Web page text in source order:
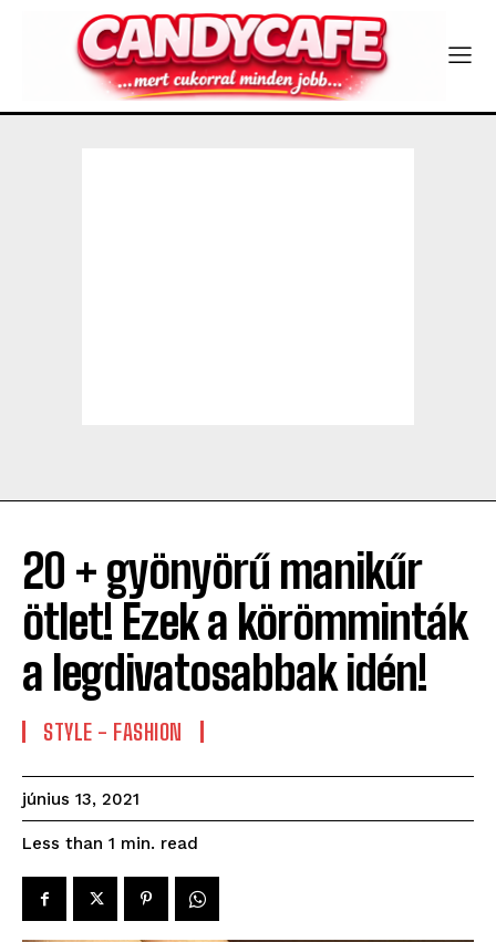
20 + gyönyörű manikűr
ötlet! Ezek a körömminták
a legdivatosabbak idén!
STYLE - FASHION
június 13, 2021
Less than 1 min. read